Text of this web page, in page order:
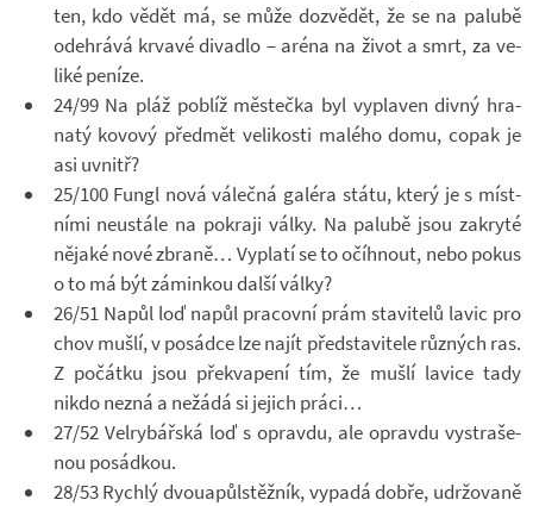
ten, kdo vědět má, se může do­zvě­dět, že se na pa­lubě
ode­hrává kr­vavé di­va­dlo – aréna na život a smrt, za ve­
liké pe­níze.
24/99 Na pláž po­blíž měs­tečka byl vy­pla­ven divný hra­
natý ko­vový před­mět ve­li­kosti ma­lého domu, copak je
asi uvnitř?
25/100 Fungl nová vá­lečná ga­léra státu, který je s míst­
ními ne­u­stále na po­kraji války. Na pa­lubě jsou za­kryté
ně­jaké nové zbraně… Vy­platí se to očíh­nout, nebo pokus
o to má být zá­min­kou další války?
26/51 Napůl loď napůl pra­covní prám sta­vi­telů lavic pro
chov mušlí, v po­sádce lze najít před­sta­vi­tele růz­ných ras.
Z po­čátku jsou pře­kva­pení tím, že mušlí la­vice tady
nikdo nezná a ne­žádá si je­jich práci…
27/52 Velry­bář­ská loď s opravdu, ale opravdu vy­stra­še­
nou po­sád­kou.
28/53 Rychlý dvou­a­půl­stěž­ník, vy­padá dobře, udr­žo­vaně